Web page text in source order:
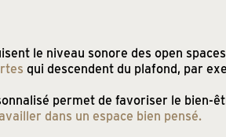
le niveau sonore des open
qui descendent du plafond, par
permet de favoriser le bien-
dans un espace bien pensé.